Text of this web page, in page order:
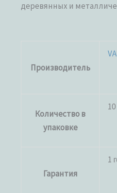
деревянных и
Производитель
Количество в
упаковке
10
Гарантия
1